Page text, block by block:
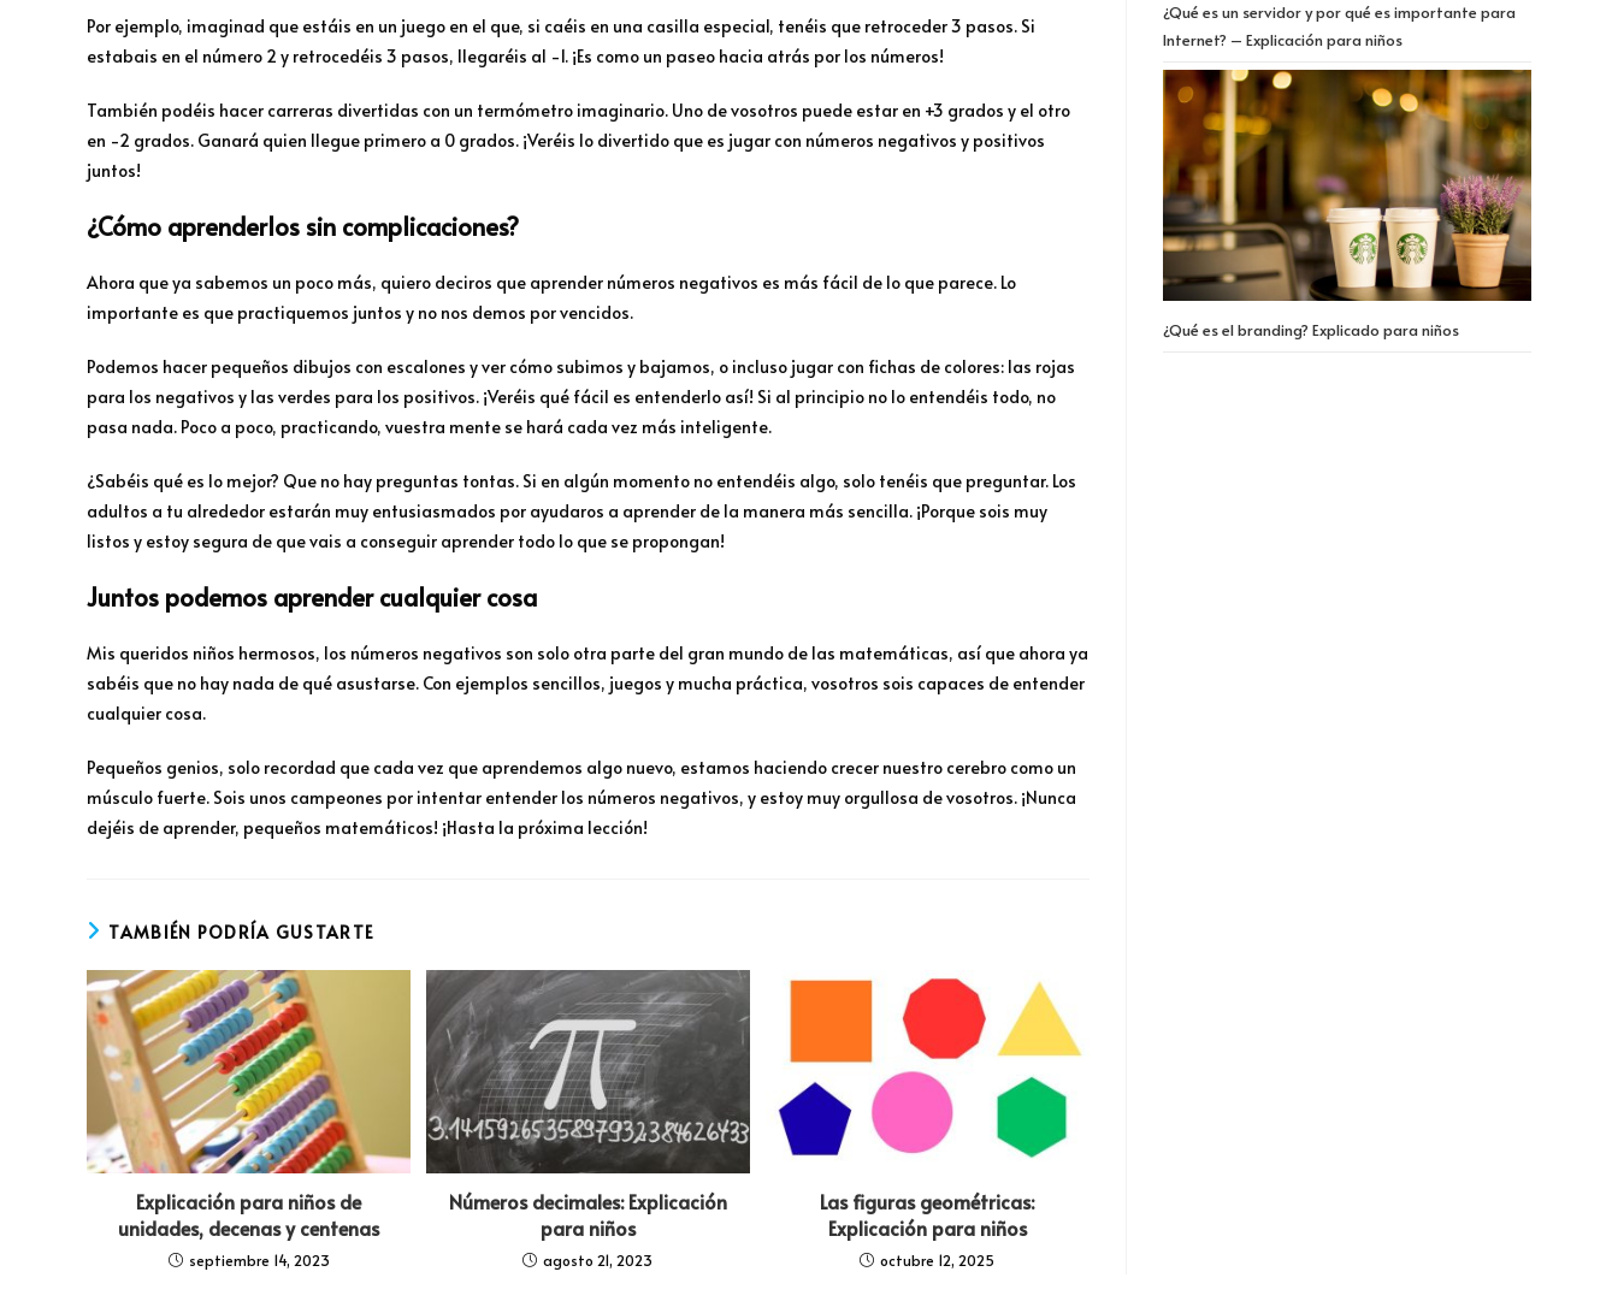
Por ejemplo, imaginad que estáis en un juego en el que, si caéis en una casilla especial, tenéis que retroceder 3 pasos. Si
estabais en el número 2 y retrocedéis 3 pasos, llegaréis al -1. ¡Es como un paseo hacia atrás por los números!
También podéis hacer carreras divertidas con un termómetro imaginario. Uno de vosotros puede estar en +3 grados y el otro
en -2 grados. Ganará quien llegue primero a 0 grados. ¡Veréis lo divertido que es jugar con números negativos y positivos
juntos!
¿Cómo aprenderlos sin complicaciones?
Ahora que ya sabemos un poco más, quiero deciros que aprender números negativos es más fácil de lo que parece. Lo
importante es que practiquemos juntos y no nos demos por vencidos.
Podemos hacer pequeños dibujos con escalones y ver cómo subimos y bajamos, o incluso jugar con fichas de colores: las rojas
para los negativos y las verdes para los positivos. ¡Veréis qué fácil es entenderlo así! Si al principio no lo entendéis todo, no
pasa nada. Poco a poco, practicando, vuestra mente se hará cada vez más inteligente.
¿Sabéis qué es lo mejor? Que no hay preguntas tontas. Si en algún momento no entendéis algo, solo tenéis que preguntar. Los
adultos a tu alrededor estarán muy entusiasmados por ayudaros a aprender de la manera más sencilla. ¡Porque sois muy
listos y estoy segura de que vais a conseguir aprender todo lo que se propongan!
Juntos podemos aprender cualquier cosa
Mis queridos niños hermosos, los números negativos son solo otra parte del gran mundo de las matemáticas, así que ahora ya
sabéis que no hay nada de qué asustarse. Con ejemplos sencillos, juegos y mucha práctica, vosotros sois capaces de entender
cualquier cosa.
Pequeños genios, solo recordad que cada vez que aprendemos algo nuevo, estamos haciendo crecer nuestro cerebro como un
músculo fuerte. Sois unos campeones por intentar entender los números negativos, y estoy muy orgullosa de vosotros. ¡Nunca
dejéis de aprender, pequeños matemáticos! ¡Hasta la próxima lección!
TAMBIÉN PODRÍA GUSTARTE
Explicación para niños de
unidades, decenas y centenas
septiembre 14, 2023
Números decimales: Explicación
para niños
agosto 21, 2023
Las figuras geométricas:
Explicación para niños
octubre 12, 2025
¿Qué es un servidor y por qué es importante para
Internet? – Explicación para niños
¿Qué es el branding? Explicado para niños